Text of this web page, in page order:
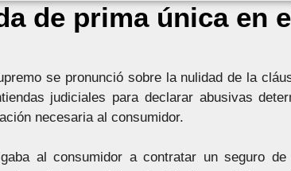
de prima única en
se pronunció sobre la nulidad de la
judiciales para declarar abusivas
necesaria al consumidor.
al consumidor a contratar un seguro